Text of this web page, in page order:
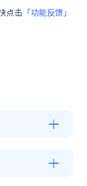
点击 「功能反馈」